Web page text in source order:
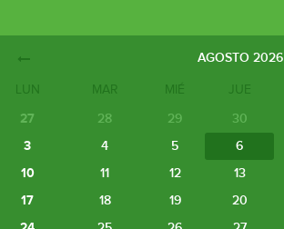
AGOSTO 2026
LUN MAR MIÉ JUE
27 28 29 30
3
4 5 6
10
11 12 13
17
18 19 20